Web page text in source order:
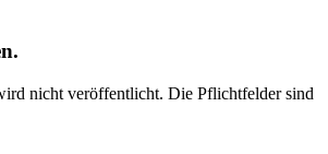
nicht veröffentlicht. Die Pflichtfelder sind